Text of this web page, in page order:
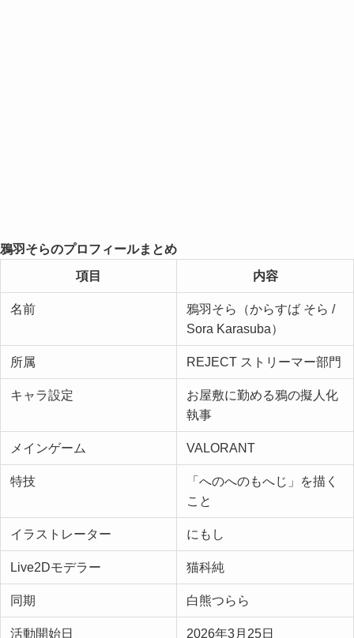
鴉羽そらのプロフィールまとめ
項目
内容
名前
鴉羽そら（からすば そら /
Sora Karasuba）
所属 REJECT ストリーマー部門
キャラ設定
お屋敷に勤める鴉の擬人化
執事
メインゲーム
特技
「へのへのもへじ」を描く
猫科純
同期 白熊つらら
活動開始日 2026年3月25日